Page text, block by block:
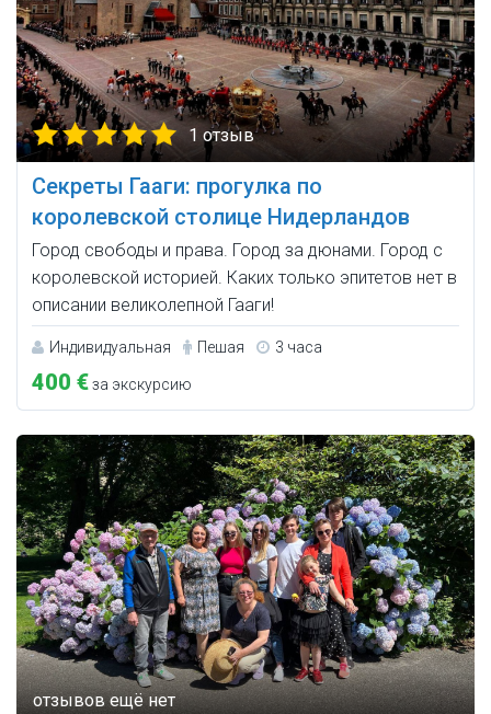
1 отзыв
Секреты Гааги: прогулка по
королевской столице Нидерландов
Город свободы и права. Город за дюнами. Город с
королевской историей. Каких только эпитетов нет в
описании великолепной Гааги!
Индивидуальная Пешая 3 часа
400 €за экскурсию